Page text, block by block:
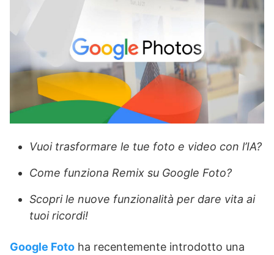
Vuoi trasformare le tue foto e video con l’IA?
Come funziona Remix su Google Foto?
Scopri le nuove funzionalità per dare vita ai
tuoi ricordi!
Google Foto ha recentemente introdotto una